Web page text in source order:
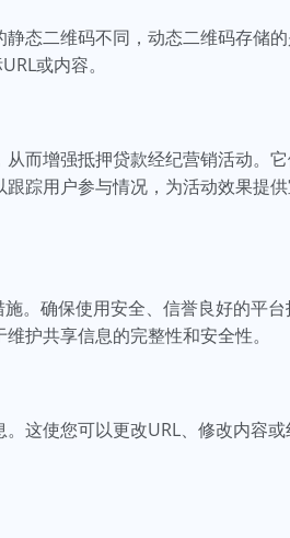
态二维码不同，动态二维码存储
或内容。
而增强抵押贷款经纪营销活动。
踪用户参与情况，为活动效果提
。确保使用安全、信誉良好的平台
护共享信息的完整性和安全性。
这使您可以更改URL、修改内容